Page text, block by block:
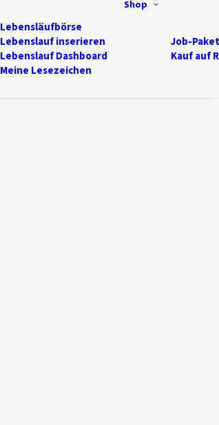
Lebensläufbörse
Lebenslauf inserieren
Lebenslauf Dashboard
Meine Lesezeichen
Shop
Job-
Kauf auf